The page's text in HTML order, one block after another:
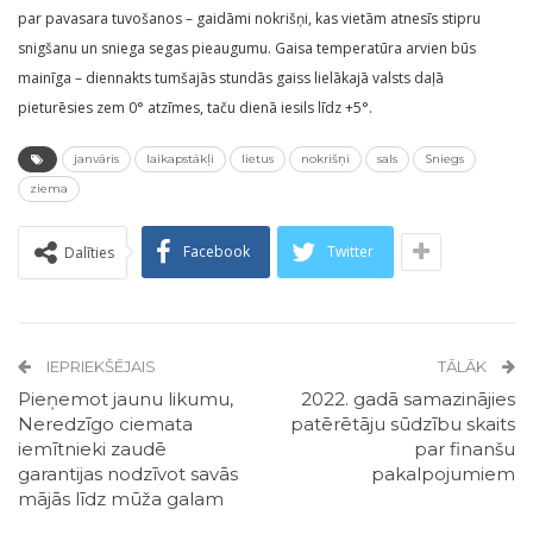
par pavasara tuvošanos – gaidāmi nokrišņi, kas vietām atnesīs stipru
snigšanu un sniega segas pieaugumu. Gaisa temperatūra arvien būs
mainīga – diennakts tumšajās stundās gaiss lielākajā valsts daļā
pieturēsies zem 0° atzīmes, taču dienā iesils līdz +5°.
janvāris laikapstākļi lietus nokrišņi sals
Sniegs
ziema
Dalīties Facebook Twitter
IEPRIEKŠĒJAIS
Pieņemot jaunu likumu,
Neredzīgo ciemata
iemītnieki zaudē
garantijas nodzīvot savās
mājās līdz mūža galam
TĀLĀK
2022. gadā samazinājies
patērētāju sūdzību skaits
par finanšu
pakalpojumiem